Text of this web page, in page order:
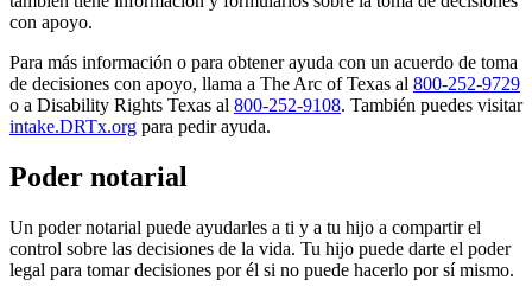
con apoyo.
Para más información o para obtener ayuda con un acuerdo de toma
de decisiones con apoyo, llama a The Arc of Texas al 800-252-9729
o a Disability Rights Texas al 800-252-9108. También puedes visitar
intake.DRTx.org para pedir ayuda.
Poder notarial
Un poder notarial puede ayudarles a ti y a tu hijo a compartir el
control sobre las decisiones de la vida. Tu hijo puede darte el poder
legal para tomar decisiones por él si no puede hacerlo por sí mismo.